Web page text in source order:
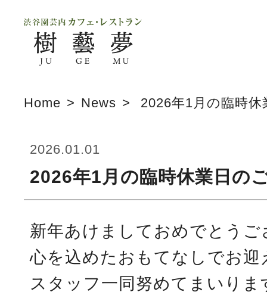
Home News 2026年1月の臨時
2026年1月の臨時休業日の
新年あけましておめでとう
心を込めたおもてなしでお
スタッフ一同努めてまいりま
2026.01.01